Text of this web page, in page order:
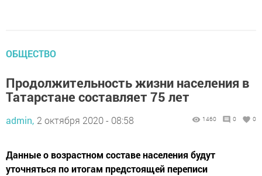
ОБЩЕСТВО
Продолжительность жизни населения в
Татарстане составляет 75 лет
admin, 2 октября 2020 - 08:58 1460 0 0
Данные о возрастном составе населения будут
уточняться по итогам предстоящей переписи